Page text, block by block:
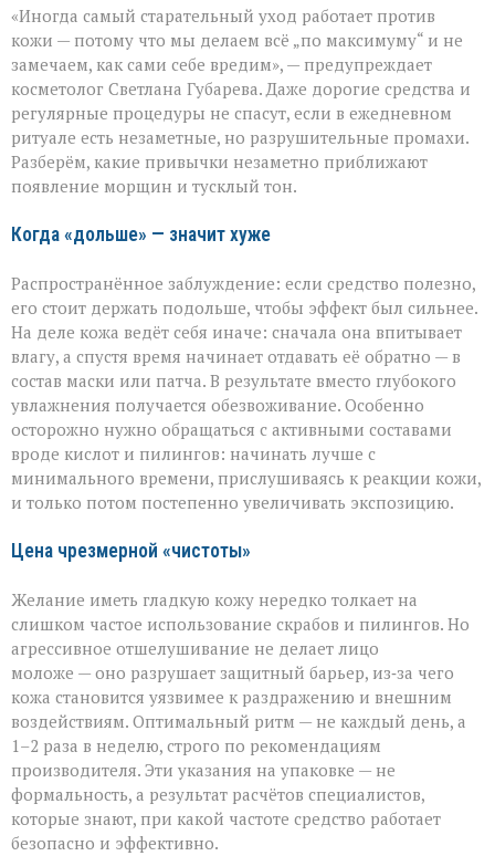
думаете,
что
ухаживаете,
а
на
деле
ускоряете
старение»:
косметолог
«Иногда самый старательный уход работает против
кожи — потому что мы делаем всё „по максимуму“ и не
замечаем, как сами себе вредим», — предупреждает
косметолог Светлана Губарева. Даже дорогие средства и
регулярные процедуры не спасут, если в ежедневном
ритуале есть незаметные, но разрушительные промахи.
Разберём, какие привычки незаметно приближают
появление морщин и тусклый тон.
Когда «дольше» — значит хуже
Распространённое заблуждение: если средство полезно,
его стоит держать подольше, чтобы эффект был сильнее.
На деле кожа ведёт себя иначе: сначала она впитывает
влагу, а спустя время начинает отдавать её обратно — в
состав маски или патча. В результате вместо глубокого
увлажнения получается обезвоживание. Особенно
осторожно нужно обращаться с активными составами
вроде кислот и пилингов: начинать лучше с
минимального времени, прислушиваясь к реакции кожи,
и только потом постепенно увеличивать экспозицию.
Цена чрезмерной «чистоты»
Желание иметь гладкую кожу нередко толкает на
слишком частое использование скрабов и пилингов. Но
агрессивное отшелушивание не делает лицо
моложе — оно разрушает защитный барьер, из‑за чего
кожа становится уязвимее к раздражению и внешним
воздействиям. Оптимальный ритм — не каждый день, а
1–2 раза в неделю, строго по рекомендациям
производителя. Эти указания на упаковке — не
формальность, а результат расчётов специалистов,
которые знают, при какой частоте средство работает
безопасно и эффективно.